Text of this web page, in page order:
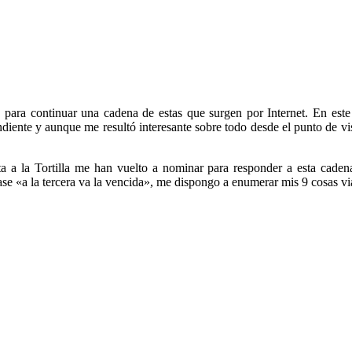
continuar una cadena de estas que surgen por Internet. En
y aunque me resultó interesante sobre todo desde el punto de
a la Tortilla me han vuelto a nominar para responder a esta
«a la tercera va la vencida», me dispongo a enumerar mis 9 cosas